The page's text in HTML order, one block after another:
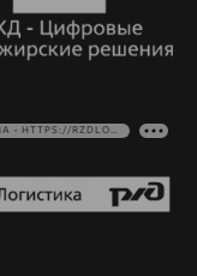
РЕКЛАМА • HTTPS://RZDLOG.RU/